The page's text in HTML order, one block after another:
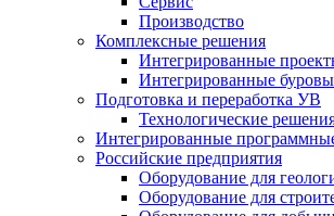
Производство
Комплексные решения
Интегрированные
Интегрированные
Подготовка и переработка УВ
Технологические
Интегрированные
Российские предприятия
Оборудование для
Оборудование для